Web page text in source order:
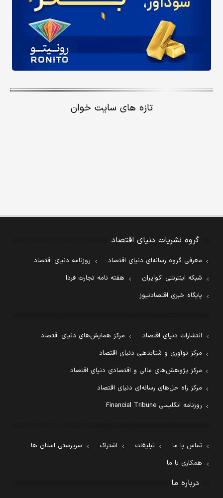
تازه های سایت خوان
گروه نشریات دنیای اقتصاد
معرفی گروه رسانه‌ای دنیای اقتصاد
روزنامه دنیای اقتصاد
شبکه اینترنتی اکوایران
هفته نامه تجارت فردا
پایگاه خبری اقتصادنیوز
انتشارات دنیای اقتصاد
مرکز همایش‌های دنیای اقتصاد
مرکز نوآوری و شتابدهی دنیای اقتصاد
مرکز پژوهش‌های مالی و اقتصادی دنیای اقتصاد
مرکز راه حل‌های رسانه‌ای دنیای اقتصاد
روزنامه انگلیسی Financial Tribune
تماس با ما تبلیغات اشتراک
سرپرستی استان ها
همکاری با ما
درباره ما